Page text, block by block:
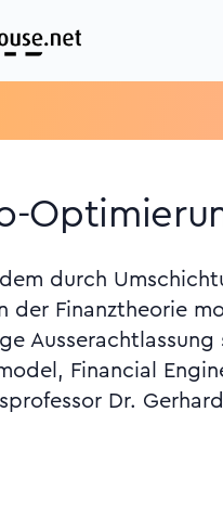
durch
der Finanztheorie
Financial
Dr.